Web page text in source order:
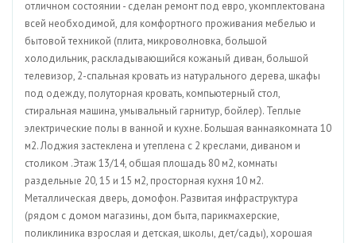
отличном состоянии - сделан ремонт под евро, укомплектована
всей необходимой, для комфортного проживания мебелью и
бытовой техникой (плита, микроволновка, большой
холодильник, раскладывающийся кожаный диван, большой
телевизор, 2-спальная кровать из натурального дерева, шкафы
под одежду, полуторная кровать, компьютерный стол,
стиральная машина, умывальный гарнитур, бойлер). Теплые
электрические полы в ванной и кухне. Большая ваннаякомната 10
м2. Лоджия застеклена и утеплена с 2 креслами, диваном и
столиком .Этаж 13/14, общая площадь 80 м2, комнаты
раздельные 20, 15 и 15 м2, просторная кухня 10 м2.
Металлическая дверь, домофон. Развитая инфраструктура
(рядом с домом магазины, дом быта, парикмахерские,
поликлиника взрослая и детская, школы, дет/сады), хорошая